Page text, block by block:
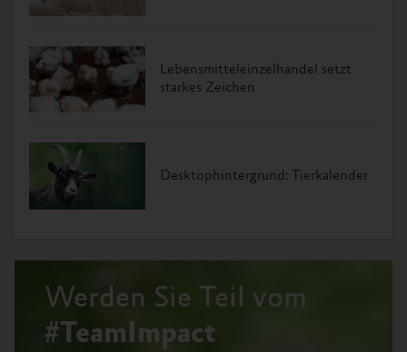
Lebensmitteleinzelhandel setzt
starkes Zeichen
Desktophintergrund: Tierkalender
Werden Sie Teil vom
#TeamImpact